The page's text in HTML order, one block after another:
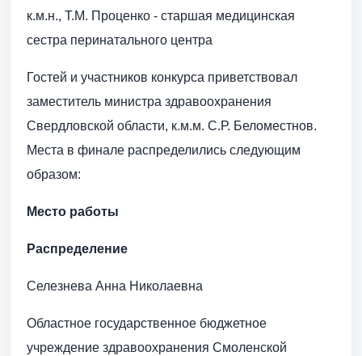
к.м.н., Т.М. Проценко - старшая медицинская
сестра перинатального центра
Гостей и участников конкурса приветствовал
заместитель министра здравоохранения
Свердловской области, к.м.м. С.Р. Беломестнов.
Места в финале распределились следующим
образом:
Место работы
Распределение
Селезнева Анна Николаевна
Областное государственное бюджетное
учреждение здравоохранения Смоленской